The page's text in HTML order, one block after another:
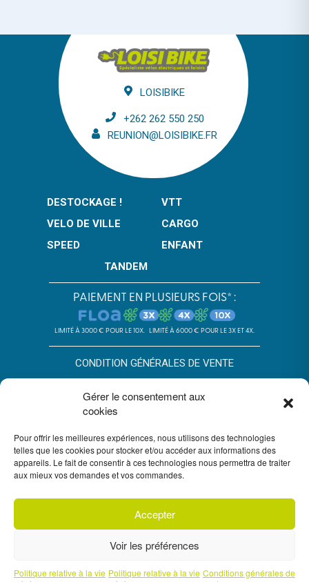
Gérer le consentement aux
cookies
Pour offrir les meilleures expériences, nous utilisons des technologies
telles que les cookies pour stocker et/ou accéder aux informations des
appareils. Le fait de consentir à ces technologies nous permettra de traiter
aux mieux vos demandes et vos commandes.
Accepter
Voir les préférences
Politique relative à la vie Politique relative à la vie Conditions générales de
LOISIBIKE
+262 262 550 250
REUNION@LOISIBIKE.FR
DESTOCKAGE !
VTT
VELO DE VILLE
CARGO
SPEED
ENFANT
TANDEM
PAIEMENT EN PLUSIEURS FOIS* :
LIMITÉ À 3000 € POUR LE 10X. LIMITÉ À 6000 € POUR LE 3X ET 4X.
CONDITION GÉNÉRALES DE VENTE
*SOUS RÉSERVE D’ACCEPTATION DU DOSSIER PAR FLOA. SA AU
IMMEUBLE G7, 71 RUE LUCIEN FAURE 33300 BORDEAUX,
CONTRÔLE DE L’AUTORITÉ DE CONTRÔLE PRUDENTIEL ET DE
RÉSOLUTION, 4 PLACE DE BUDAPEST CS 92459, 75436 PARIS.
VOUS DISPOSEZ DU DÉLAI LÉGAL DE RÉTRACTATION. VOIR